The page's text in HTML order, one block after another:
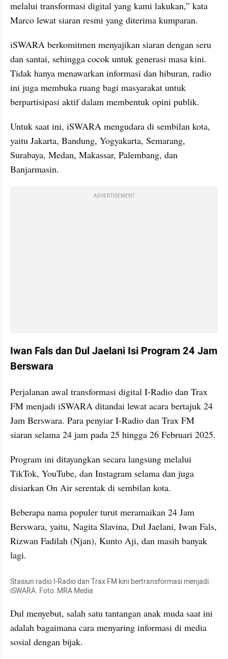
melalui transformasi digital yang kami lakukan,” kata
Marco lewat siaran resmi yang diterima kumparan.
iSWARA berkomitmen menyajikan siaran dengan seru
dan santai, sehingga cocok untuk generasi masa kini.
Tidak hanya menawarkan informasi dan hiburan, radio
ini juga membuka ruang bagi masyarakat untuk
berpartisipasi aktif dalam membentuk opini publik.
Untuk saat ini, iSWARA mengudara di sembilan kota,
yaitu Jakarta, Bandung, Yogyakarta, Semarang,
Surabaya, Medan, Makassar, Palembang, dan
Banjarmasin.
ADVERTISEMENT
Iwan Fals dan Dul Jaelani Isi Program 24 Jam
Berswara
Perjalanan awal transformasi digital I-Radio dan Trax
FM menjadi iSWARA ditandai lewat acara bertajuk 24
Jam Berswara. Para penyiar I-Radio dan Trax FM
siaran selama 24 jam pada 25 hingga 26 Februari 2025.
Program ini ditayangkan secara langsung melalui
TikTok, YouTube, dan Instagram selama dan juga
disiarkan On Air serentak di sembilan kota.
Beberapa nama populer turut meramaikan 24 Jam
Berswara, yaitu, Nagita Slavina, Dul Jaelani, Iwan Fals,
Rizwan Fadilah (Njan), Kunto Aji, dan masih banyak
lagi.
Stasiun radio I-Radio dan Trax FM kini bertransformasi menjadi
iSWARA. Foto: MRA Media
Dul menyebut, salah satu tantangan anak muda saat ini
adalah bagaimana cara menyaring informasi di media
sosial dengan bijak.